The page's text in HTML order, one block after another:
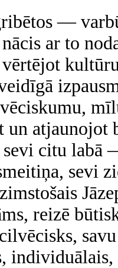
—
nācis ar to
un atjaunojot
citu labā
sevi
reizē
individuālais,